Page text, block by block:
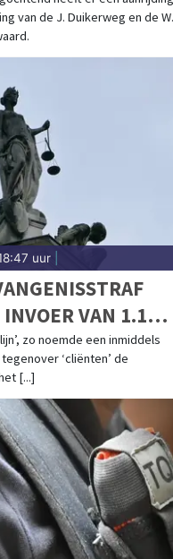
of ongeluk of bij een
wij houden jou up-
wil je zo
Daarom brengen
ze jou over
Op de site van
en de regio.
van de J. Duikerweg en de W.
uur
VAN 1.122
TEGEN
zo noemde een inmiddels
‘cliënten’ de
[...]